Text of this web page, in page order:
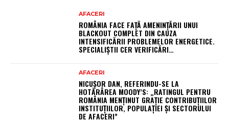
AFACERI
ROMÂNIA FACE FAȚĂ AMENINȚĂRII UNUI
BLACKOUT COMPLET DIN CAUZA
INTENSIFICĂRII PROBLEMELOR ENERGETICE.
SPECIALIȘTII CER VERIFICĂRI…
AFACERI
NICUȘOR DAN, REFERINDU-SE LA
HOTĂRÂREA MOODY’S: „RATINGUL PENTRU
ROMÂNIA MENȚINUT GRAȚIE CONTRIBUȚIILOR
INSTITUȚIILOR, POPULAȚIEI ȘI SECTORULUI
DE AFACERI”